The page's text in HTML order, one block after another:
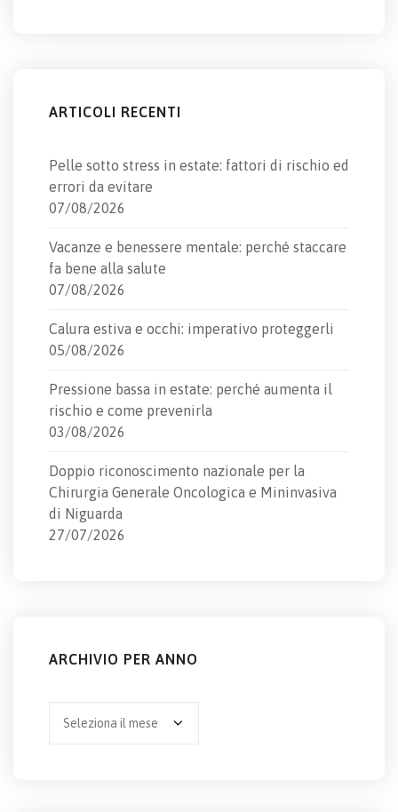
ARTICOLI RECENTI
Pelle sotto stress in estate: fattori di rischio ed
errori da evitare
07/08/2026
Vacanze e benessere mentale: perché staccare
fa bene alla salute
07/08/2026
Calura estiva e occhi: imperativo proteggerli
05/08/2026
Pressione bassa in estate: perché aumenta il
rischio e come prevenirla
03/08/2026
Doppio riconoscimento nazionale per la
Chirurgia Generale Oncologica e Mininvasiva
di Niguarda
27/07/2026
ARCHIVIO PER ANNO
per